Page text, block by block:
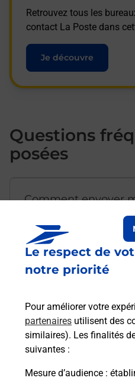
Le respect de
notre priorité
Pour améliorer votre
partenaires utilisent des
similaires). Les finalités
suivantes :
Mesure d’audience :
Retrouvez tous les
contact La Poste dans
Je découvre
Questions
posées
Comment envoyer
Est-il possible
emballage
Comment
modification de